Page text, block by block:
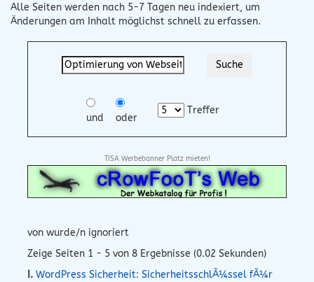
Alle Seiten werden nach 5-7 Tagen neu indexiert, um
Änderungen am Inhalt möglichst schnell zu erfassen.
und oder
Treffer
TISA Werbebanner Platz mieten!
von wurde/n ignoriert
Zeige Seiten 1 - 5 von 8 Ergebnisse (0.02 Sekunden)
I. WordPress Sicherheit: SicherheitsschlÃ¼ssel fÃ¼r